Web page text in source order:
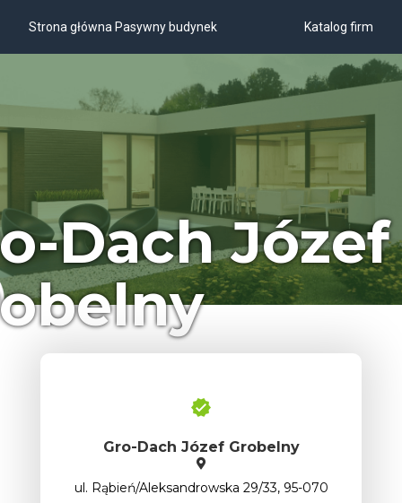
Strona główna Pasywny budynek Katalog firm
Dach Józef
Gro-Dach Józef Grobelny
ul. Rąbień/Aleksandrowska 29/33, 95-070